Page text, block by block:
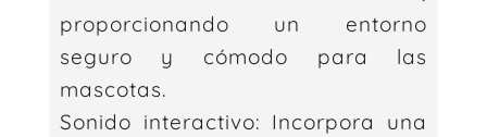
proporcionando un entorno
seguro y cómodo para las
mascotas.
Sonido interactivo: Incorpora una